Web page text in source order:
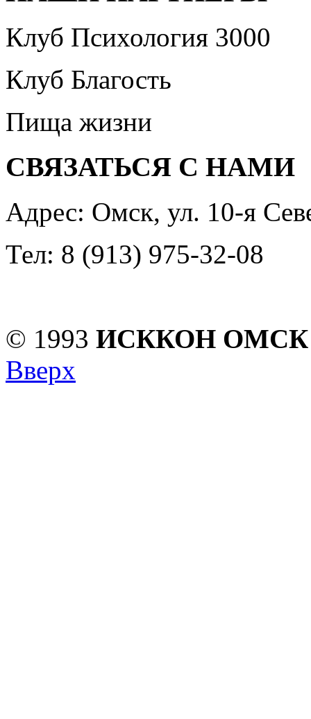
Клуб Психология 3000
Клуб Благость
Пища жизни
СВЯЗАТЬСЯ С НАМИ
Адрес: Омск, ул. 10-я
Тел: 8 (913) 975-32-08
© 1993 ИСККОН ОМСК
Вверх